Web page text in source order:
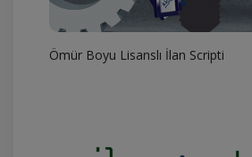
Ömür Boyu Lisanslı İlan Scripti